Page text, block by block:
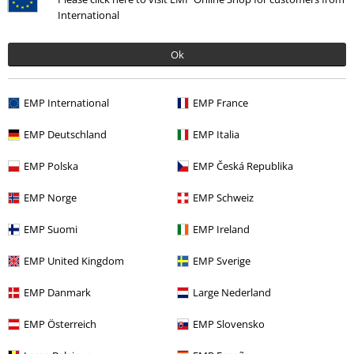
International
Ok
EMP International EMP France
EMP Deutschland EMP Italia
EMP Polska EMP Česká Republika
EMP Norge EMP Schweiz
EMP Suomi EMP Ireland
EMP United Kingdom EMP Sverige
EMP Danmark Large Nederland
EMP Österreich EMP Slovensko
sind von der Aktion ausgeschlossen.
Unser Kundenservice ist für dich da
Ja, unser Kundenservice ist heute erreichbar bis 18:00 Uhr.
Infos
Kundenservice
FAQ / Hilfe
Rückgaberichtlinien